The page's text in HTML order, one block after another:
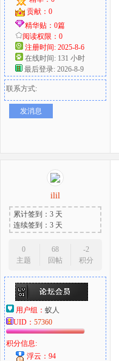
贡献：0
精华贴：0篇
阅读权限：0
注册时间: 2025-8-6
在线时间: 131 小时
最后登录: 2026-8-9
联系方式:
发消息
ilil
累计签到：3 天
连续签到：3 天
0
主题
68
回帖
-2
积分
用户组： 蚁人
UID： 57360
积分信息:
浮云：94